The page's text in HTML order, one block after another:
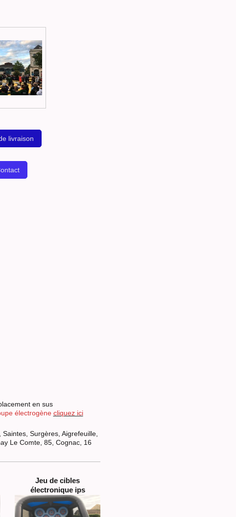
livraison
en sus
électrogène cliquez ici
Surgères, Aigrefeuille,
Le Comte, 85, Cognac, 16
Jeu de cibles
électronique ips